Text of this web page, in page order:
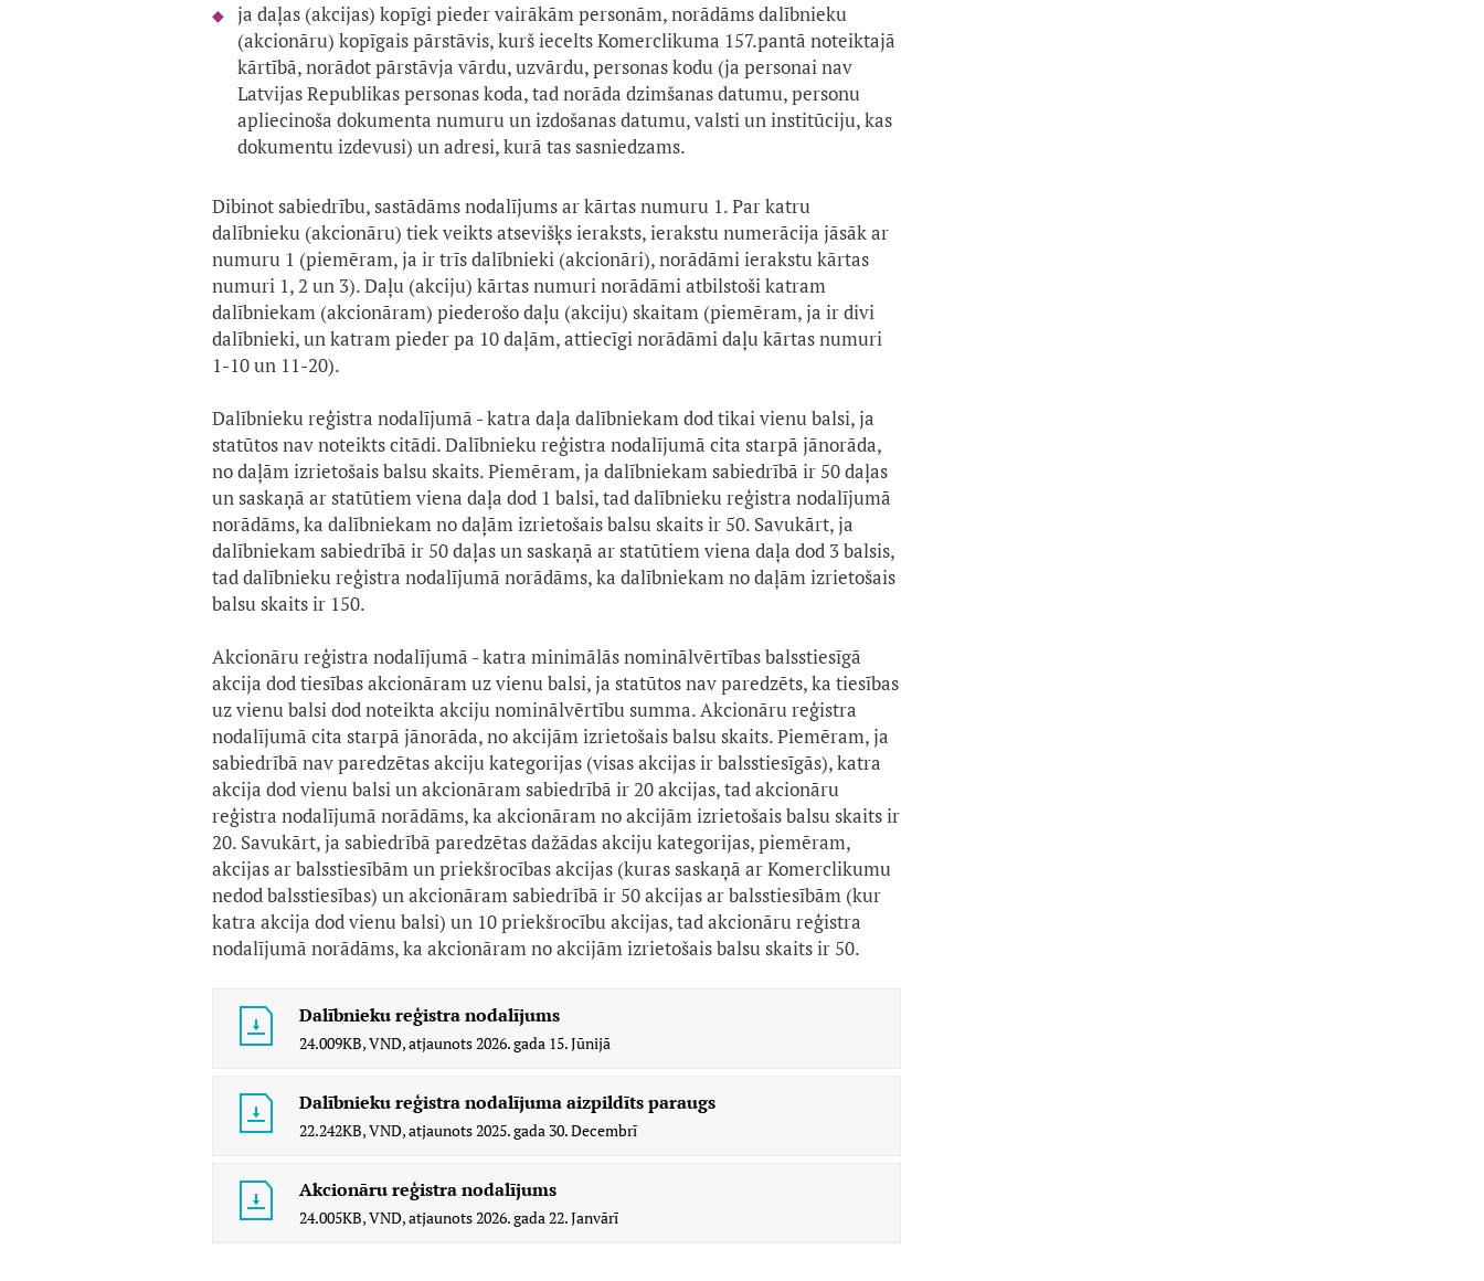
ja daļas (akcijas) kopīgi pieder vairākām personām, norādāms dalībnieku
(akcionāru) kopīgais pārstāvis, kurš iecelts Komerclikuma 157.pantā noteiktajā
kārtībā, norādot pārstāvja vārdu, uzvārdu, personas kodu (ja personai nav
Latvijas Republikas personas koda, tad norāda dzimšanas datumu, personu
apliecinoša dokumenta numuru un izdošanas datumu, valsti un institūciju, kas
dokumentu izdevusi) un adresi, kurā tas sasniedzams.
Dibinot sabiedrību, sastādāms nodalījums ar kārtas numuru 1. Par katru
dalībnieku (akcionāru) tiek veikts atsevišķs ieraksts, ierakstu numerācija jāsāk ar
numuru 1 (piemēram, ja ir trīs dalībnieki (akcionāri), norādāmi ierakstu kārtas
numuri 1, 2 un 3). Daļu (akciju) kārtas numuri norādāmi atbilstoši katram
dalībniekam (akcionāram) piederošo daļu (akciju) skaitam (piemēram, ja ir divi
dalībnieki, un katram pieder pa 10 daļām, attiecīgi norādāmi daļu kārtas numuri
1-10 un 11-20).
Dalībnieku reģistra nodalījumā - katra daļa dalībniekam dod tikai vienu balsi, ja
statūtos nav noteikts citādi. Dalībnieku reģistra nodalījumā cita starpā jānorāda,
no daļām izrietošais balsu skaits. Piemēram, ja dalībniekam sabiedrībā ir 50 daļas
un saskaņā ar statūtiem viena daļa dod 1 balsi, tad dalībnieku reģistra nodalījumā
norādāms, ka dalībniekam no daļām izrietošais balsu skaits ir 50. Savukārt, ja
dalībniekam sabiedrībā ir 50 daļas un saskaņā ar statūtiem viena daļa dod 3 balsis,
tad dalībnieku reģistra nodalījumā norādāms, ka dalībniekam no daļām izrietošais
balsu skaits ir 150.
Akcionāru reģistra nodalījumā - katra minimālās nominālvērtības balsstiesīgā
akcija dod tiesības akcionāram uz vienu balsi, ja statūtos nav paredzēts, ka tiesības
uz vienu balsi dod noteikta akciju nominālvērtību summa. Akcionāru reģistra
nodalījumā cita starpā jānorāda, no akcijām izrietošais balsu skaits. Piemēram, ja
sabiedrībā nav paredzētas akciju kategorijas (visas akcijas ir balsstiesīgās), katra
akcija dod vienu balsi un akcionāram sabiedrībā ir 20 akcijas, tad akcionāru
reģistra nodalījumā norādāms, ka akcionāram no akcijām izrietošais balsu skaits ir
20. Savukārt, ja sabiedrībā paredzētas dažādas akciju kategorijas, piemēram,
akcijas ar balsstiesībām un priekšrocības akcijas (kuras saskaņā ar Komerclikumu
nedod balsstiesības) un akcionāram sabiedrībā ir 50 akcijas ar balsstiesībām (kur
katra akcija dod vienu balsi) un 10 priekšrocību akcijas, tad akcionāru reģistra
nodalījumā norādāms, ka akcionāram no akcijām izrietošais balsu skaits ir 50.
Dalībnieku reģistra nodalījums
24.009KB,VND,atjaunots2026. gada 15. Jūnijā
Dalībnieku reģistra nodalījuma aizpildīts paraugs
22.242KB,VND,atjaunots2025. gada 30. Decembrī
Akcionāru reģistra nodalījums
24.005KB,VND,atjaunots2026. gada 22. Janvārī